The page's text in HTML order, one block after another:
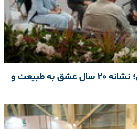
جشنواره ارگانیک ایران؛ نشانه 20 سال عشق به طبیعت و